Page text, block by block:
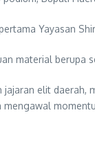
Yayasan
material
elit daerah,